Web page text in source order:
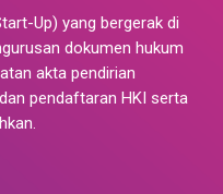
Up) yang bergerak di
dokumen hukum
akta pendirian
pendaftaran HKI serta